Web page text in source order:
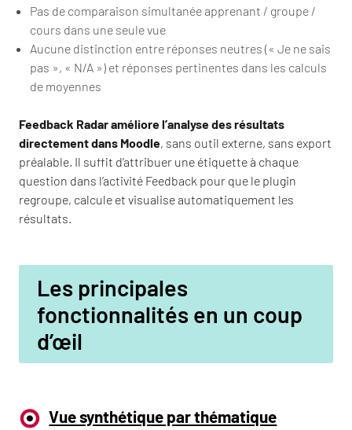
Pas de comparaison simultanée apprenant / groupe /
cours dans une seule vue
Aucune distinction entre réponses neutres (« Je ne sais
pas », « N/A ») et réponses pertinentes dans les calculs
de moyennes
Feedback Radar améliore l’analyse des résultats
directement dans Moodle, sans outil externe, sans export
préalable. Il suffit d’attribuer une étiquette à chaque
question dans l’activité Feedback pour que le plugin
regroupe, calcule et visualise automatiquement les
résultats.
Les principales
fonctionnalités en un coup
d’œil
Vue synthétique par thématique